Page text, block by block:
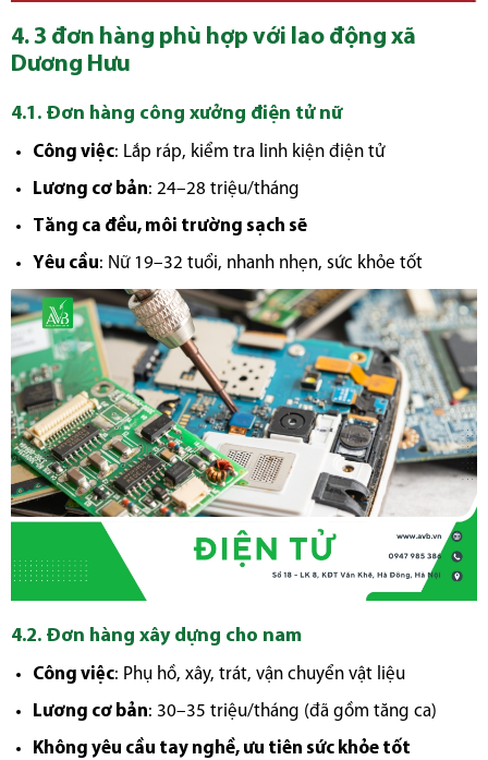
4. 3 đơn hàng phù hợp với lao động xã
Dương Hưu
4.1. Đơn hàng công xưởng điện tử nữ
Công việc: Lắp ráp, kiểm tra linh kiện điện tử
Lương cơ bản: 24–28 triệu/tháng
Tăng ca đều, môi trường sạch sẽ
Yêu cầu: Nữ 19–32 tuổi, nhanh nhẹn, sức khỏe tốt
4.2. Đơn hàng xây dựng cho nam
Công việc: Phụ hồ, xây, trát, vận chuyển vật liệu
Lương cơ bản: 30–35 triệu/tháng (đã gồm tăng ca)
Không yêu cầu tay nghề, ưu tiên sức khỏe tốt